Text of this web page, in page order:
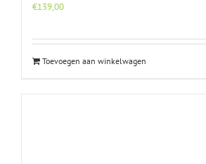
€139,00
Toevoegen aan winkelwagen